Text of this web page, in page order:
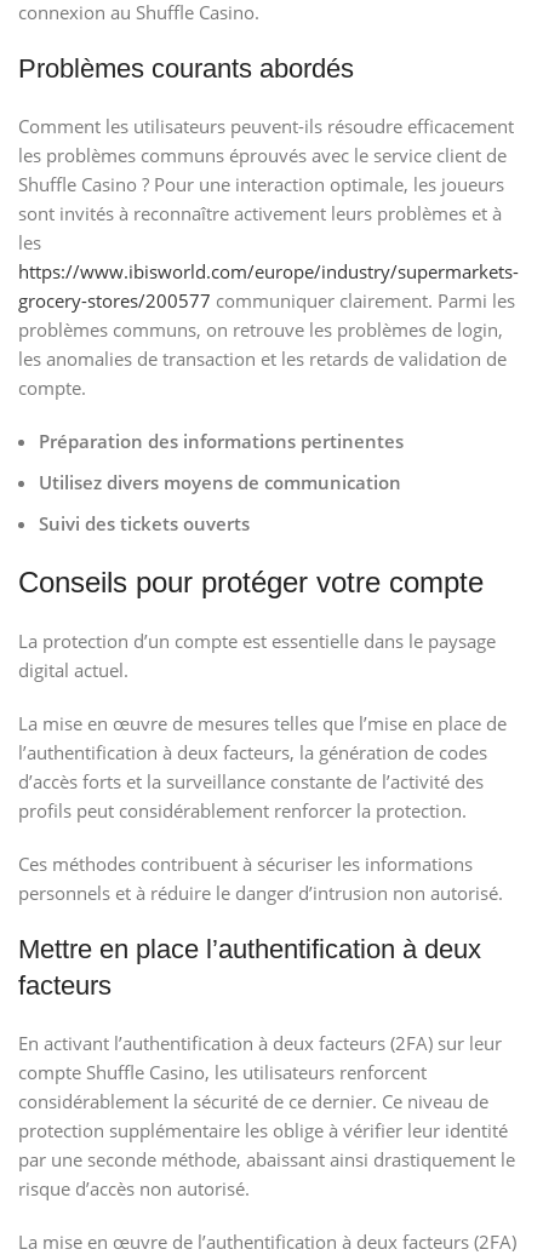
connexion au Shuffle Casino.
Problèmes courants abordés
Comment les utilisateurs peuvent-ils résoudre efficacement
les problèmes communs éprouvés avec le service client de
Shuffle Casino ? Pour une interaction optimale, les joueurs
sont invités à reconnaître activement leurs problèmes et à
les
https://www.ibisworld.com/europe/industry/supermarkets-
grocery-stores/200577 communiquer clairement. Parmi les
problèmes communs, on retrouve les problèmes de login,
les anomalies de transaction et les retards de validation de
compte.
Préparation des informations pertinentes
Utilisez divers moyens de communication
Suivi des tickets ouverts
Conseils pour protéger votre compte
La protection d’un compte est essentielle dans le paysage
digital actuel.
La mise en œuvre de mesures telles que l’mise en place de
l’authentification à deux facteurs, la génération de codes
d’accès forts et la surveillance constante de l’activité des
profils peut considérablement renforcer la protection.
Ces méthodes contribuent à sécuriser les informations
personnels et à réduire le danger d’intrusion non autorisé.
Mettre en place l’authentification à deux
facteurs
En activant l’authentification à deux facteurs (2FA) sur leur
compte Shuffle Casino, les utilisateurs renforcent
considérablement la sécurité de ce dernier. Ce niveau de
protection supplémentaire les oblige à vérifier leur identité
par une seconde méthode, abaissant ainsi drastiquement le
risque d’accès non autorisé.
La mise en œuvre de l’authentification à deux facteurs (2FA)